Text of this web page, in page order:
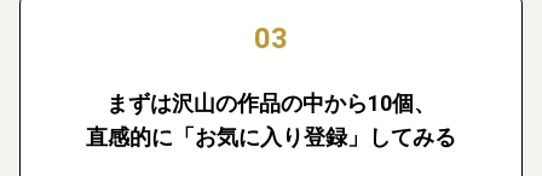
03
まずは沢山の作品の中から10個、
直感的に「お気に入り登録」してみる